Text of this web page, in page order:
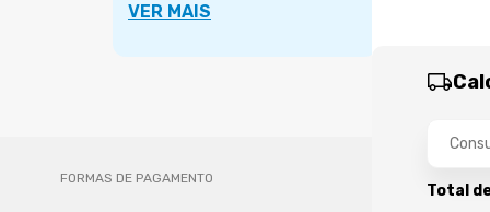
Total
VER MAIS
FORMAS DE PAGAMENTO